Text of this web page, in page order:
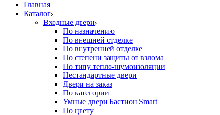
Главная
Каталог
Входные двери
По назначению
По внешней отделке
По внутренней отделке
По степени защиты от взлома
По типу тепло-шумоизоляции
Нестандартные двери
Двери на заказ
По категории
Умные двери Бастион Smart
По цвету